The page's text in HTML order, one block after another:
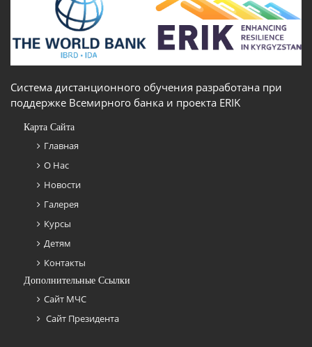
Система дистанционного обучения разработана при
поддержке Всемирного банка и проекта ERIK
Карта Сайта
Главная
О Нас
Новости
Галерея
Курсы
Детям
Контакты
Дополнительные Ссылки
Сайт МЧС
Сайт Президента